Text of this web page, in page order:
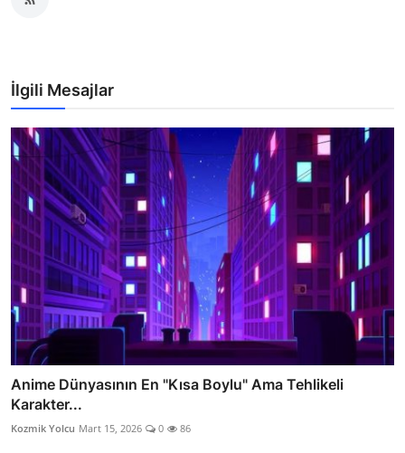
İlgili Mesajlar
Anime Dünyasının En "Kısa Boylu" Ama Tehlikeli
Karakter...
Kozmik Yolcu Mart 15, 2026 0 86